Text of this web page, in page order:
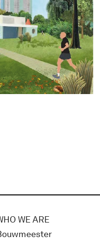
WE ARE